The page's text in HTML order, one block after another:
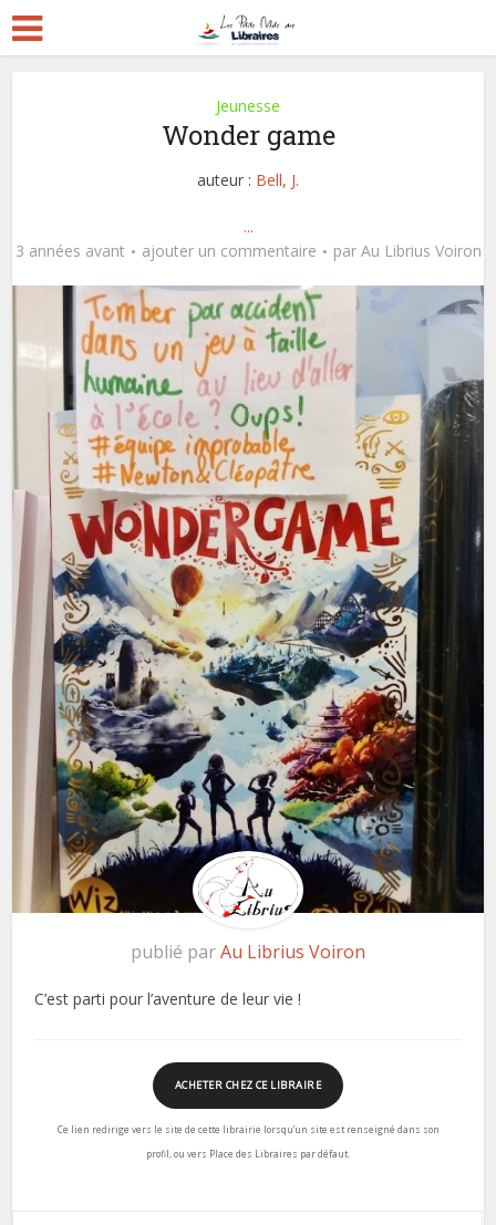
Jeunesse
Wonder game
auteur : Bell, J.
...
3 années avant
ajouter un commentaire par Au Librius Voiron
publié parAu Librius Voiron
C’est parti pour l’aventure de leur vie !
ACHETER CHEZ CE LIBRAIRE
Ce lien redirige vers le site de cette librairie lorsqu’un site est renseigné dans son
profil, ou vers Place des Libraires par défaut.